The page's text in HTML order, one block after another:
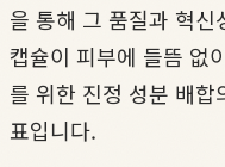
을 통해 그 품질과 혁
캡슐이 피부에 들뜸 없
를 위한 진정 성분 배합
표입니다.